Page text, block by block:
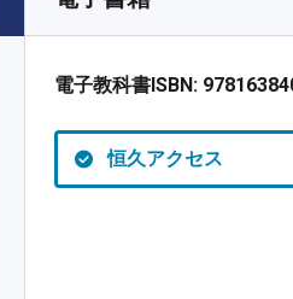
電子教科書ISBN:
恒久アクセス